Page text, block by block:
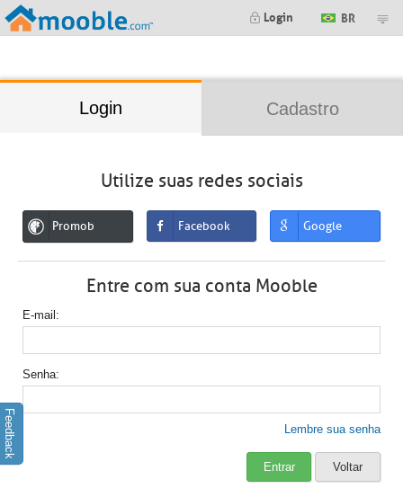
Login BR
Login Cadastro
Utilize suas redes sociais
Promob Facebook Google
Entre com sua conta Mooble
E-mail
Senha
Lembre sua senha
Entrar Voltar
Feedback